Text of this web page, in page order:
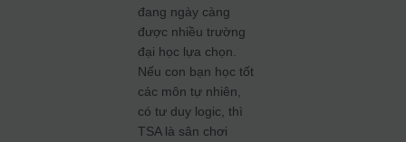
đang ngày càng
được nhiều trường
đại học lựa chọn.
Nếu con bạn học tốt
các môn tự nhiên,
có tư duy logic, thì
TSA là sân chơi